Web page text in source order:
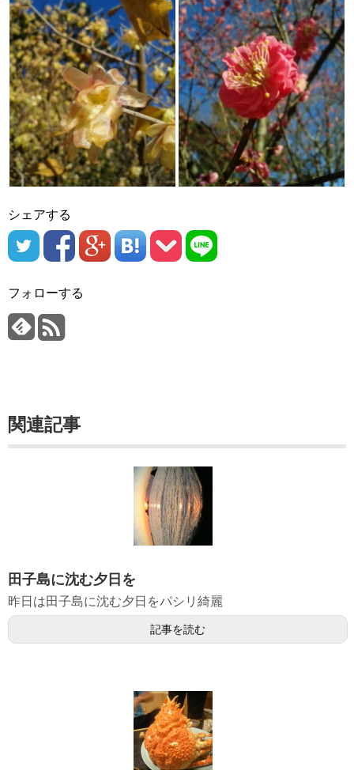
シェアする
フォローする
関連記事
田子島に沈む夕日を
昨日は田子島に沈む夕日をパシリ綺麗
記事を読む